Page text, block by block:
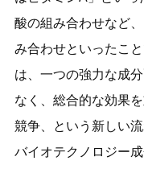
酸の組み合わせなど
み合わせといったこ
は、一つの強力な成
なく、総合的な効果
競争、という新しい
バイオテクノロジー